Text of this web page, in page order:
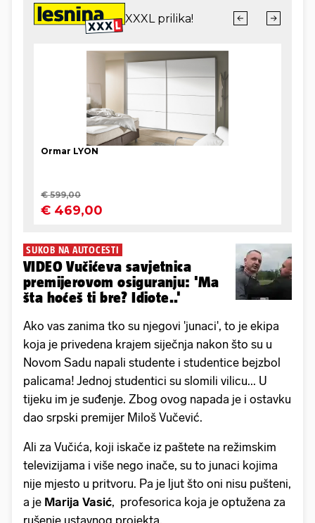
SUKOB NA AUTOCESTI
VIDEO Vučićeva savjetnica
premijerovom osiguranju: 'Ma
šta hoćeš ti bre? Idiote..'
Ako vas zanima tko su njegovi 'junaci', to je ekipa
koja je privedena krajem siječnja nakon što su u
Novom Sadu napali studente i studentice bejzbol
palicama! Jednoj studentici su slomili vilicu... U
tijeku im je suđenje. Zbog ovog napada je i ostavku
dao srpski premijer Miloš Vučević.
Ali za Vučića, koji iskače iz paštete na režimskim
televizijama i više nego inače, su to junaci kojima
nije mjesto u pritvoru. Pa je ljut što oni nisu pušteni,
a je Marija Vasić, profesorica koja je optužena za